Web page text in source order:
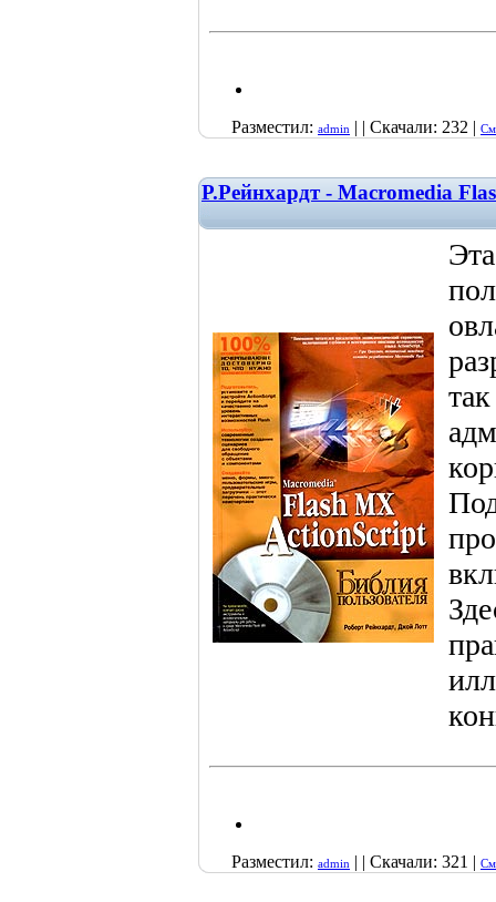
Разместил: admin | | Скачали: 232 |
Р.Рейнхардт - Macromedia
Разместил: admin | | Скачали: 321 |